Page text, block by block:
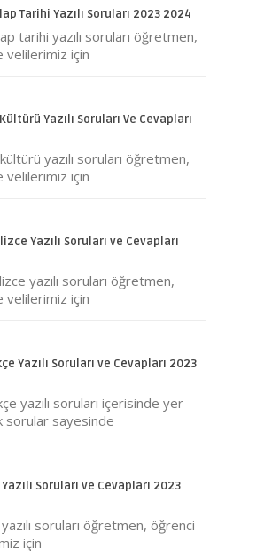
Tarihi Yazılı Soruları 2023 2024
tarihi yazılı soruları öğretmen,
velilerimiz için
Yazılı Soruları Ve Cevapları
kültürü yazılı soruları öğretmen,
velilerimiz için
Yazılı Soruları ve Cevapları
yazılı soruları öğretmen,
velilerimiz için
Yazılı Soruları ve Cevapları 2023
yazılı soruları içerisinde yer
sorular sayesinde
Yazılı Soruları ve Cevapları 2023
yazılı soruları öğretmen, öğrenci
için